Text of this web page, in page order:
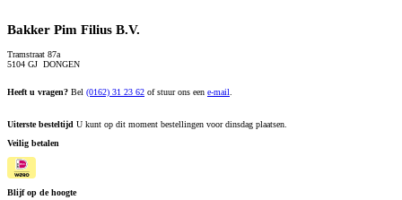
Bakker Pim Filius B.V.
Tramstraat 87a
5104 GJ DONGEN
Heeft u vragen? Bel (0162) 31 23 62 of stuur ons een e-mail
Uiterste besteltijd U kunt op dit moment bestellingen voor dinsdag plaatsen.
Veilig betalen
Blijf op de hoogte